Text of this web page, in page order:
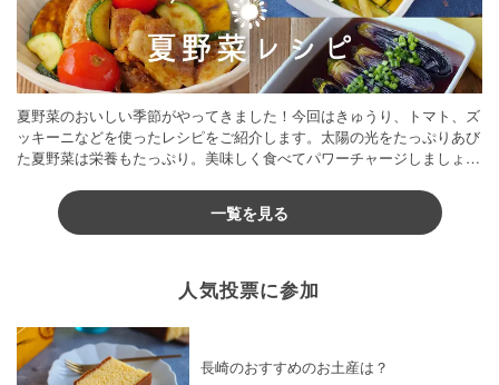
夏野菜のおいしい季節がやってきました！今回はきゅうり、トマト、ズ
ッキーニなどを使ったレシピをご紹介します。太陽の光をたっぷりあび
た夏野菜は栄養もたっぷり。美味しく食べてパワーチャージしましょう
一覧を見る
人気投票に参加
長崎のおすすめのお土産は？